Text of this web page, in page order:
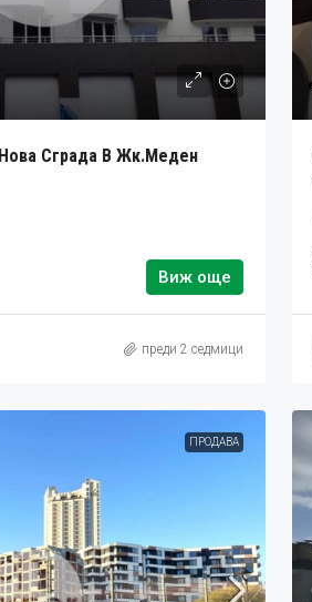
Сграда В Жк.Меден
Виж още
преди 2 седмици
ПРОДАВА